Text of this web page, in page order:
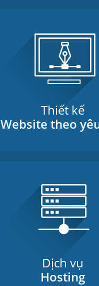
Thiết kế
Website theo
Dịch vụ
Hosting